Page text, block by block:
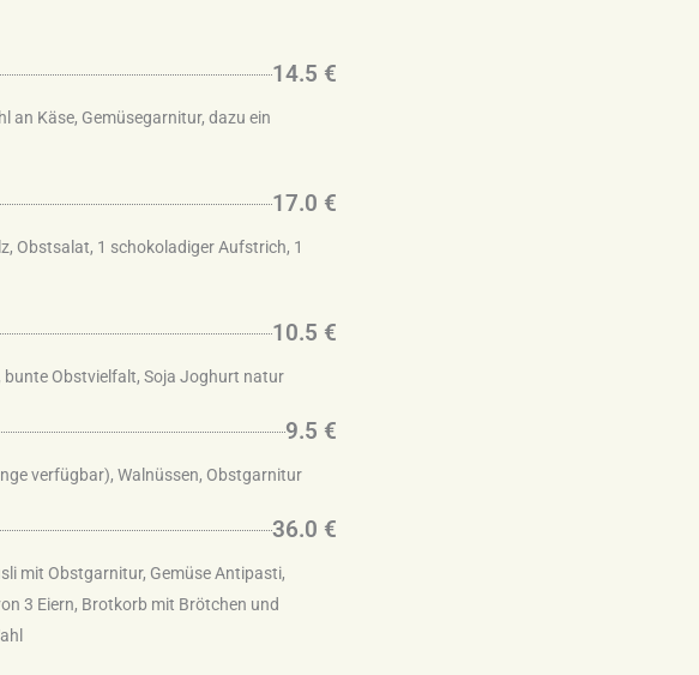
14.5 €
an Käse, Gemüsegarnitur, dazu ein
17.0 €
Obstsalat, 1 schokoladiger Aufstrich, 1
10.5 €
bunte Obstvielfalt, Soja Joghurt natur
9.5 €
verfügbar), Walnüssen, Obstgarnitur
36.0 €
mit Obstgarnitur, Gemüse Antipasti,
3 Eiern, Brotkorb mit Brötchen und